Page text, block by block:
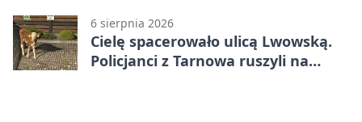
6 sierpnia 2026
Cielę spacerowało ulicą Lwowską.
Policjanci z Tarnowa ruszyli na